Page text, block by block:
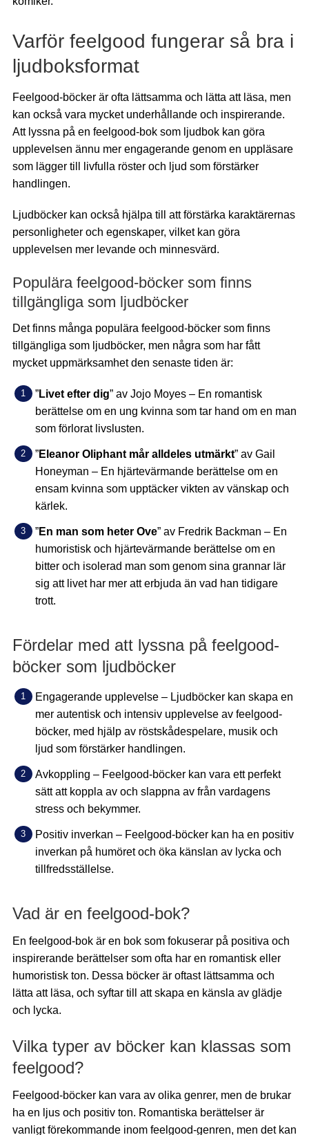
Varför feelgood fungerar så bra i
ljudboksformat
Feelgood-böcker är ofta lättsamma och lätta att läsa, men
kan också vara mycket underhållande och inspirerande.
Att lyssna på en feelgood-bok som ljudbok kan göra
upplevelsen ännu mer engagerande genom en uppläsare
som lägger till livfulla röster och ljud som förstärker
handlingen.
Ljudböcker kan också hjälpa till att förstärka karaktärernas
personligheter och egenskaper, vilket kan göra
upplevelsen mer levande och minnesvärd.
Populära feelgood-böcker som finns
tillgängliga som ljudböcker
Det finns många populära feelgood-böcker som finns
tillgängliga som ljudböcker, men några som har fått
mycket uppmärksamhet den senaste tiden är:
”Livet efter dig” av Jojo Moyes – En romantisk
berättelse om en ung kvinna som tar hand om en man
som förlorat livslusten.
”Eleanor Oliphant mår alldeles utmärkt” av Gail
Honeyman – En hjärtevärmande berättelse om en
ensam kvinna som upptäcker vikten av vänskap och
kärlek.
”En man som heter Ove” av Fredrik Backman – En
humoristisk och hjärtevärmande berättelse om en
bitter och isolerad man som genom sina grannar lär
sig att livet har mer att erbjuda än vad han tidigare
trott.
Fördelar med att lyssna på feelgood-
böcker som ljudböcker
Engagerande upplevelse – Ljudböcker kan skapa en
mer autentisk och intensiv upplevelse av feelgood-
böcker, med hjälp av röstskådespelare, musik och
ljud som förstärker handlingen.
Avkoppling – Feelgood-böcker kan vara ett perfekt
sätt att koppla av och slappna av från vardagens
stress och bekymmer.
Positiv inverkan – Feelgood-böcker kan ha en positiv
inverkan på humöret och öka känslan av lycka och
tillfredsställelse.
Vad är en feelgood-bok?
En feelgood-bok är en bok som fokuserar på positiva och
inspirerande berättelser som ofta har en romantisk eller
humoristisk ton. Dessa böcker är oftast lättsamma och
lätta att läsa, och syftar till att skapa en känsla av glädje
och lycka.
Vilka typer av böcker kan klassas som
feelgood?
Feelgood-böcker kan vara av olika genrer, men de brukar
ha en ljus och positiv ton. Romantiska berättelser är
vanligt förekommande inom feelgood-genren, men det kan